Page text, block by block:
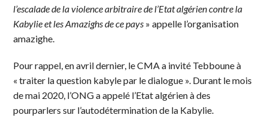
l’escalade de la violence arbitraire de l’Etat algérien contre la
Kabylie et les Amazighs de ce pays » appelle l’organisation
amazighe.
Pour rappel, en avril dernier, le CMA a invité Tebboune à
« traiter la question kabyle par le dialogue ». Durant le mois
de mai 2020, l’ONG a appelé l’Etat algérien à des
pourparlers sur l’autodétermination de la Kabylie.